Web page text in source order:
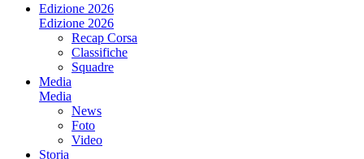
Edizione 2026
Edizione 2026
Recap Corsa
Classifiche
Squadre
Media
Media
News
Foto
Video
Storia